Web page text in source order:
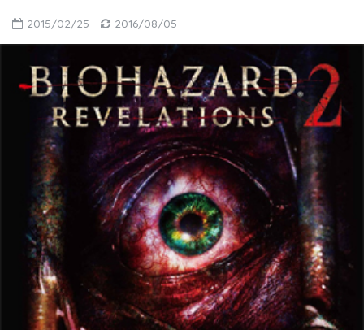
2015/02/25 2016/08/05